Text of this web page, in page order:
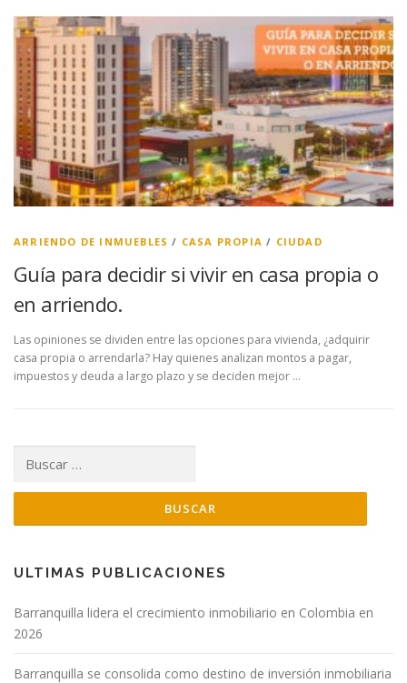
ARRIENDO DE INMUEBLES / CASA PROPIA / CIUDAD
Guía para decidir si vivir en casa propia o
en arriendo.
Las opiniones se dividen entre las opciones para vivienda, ¿adquirir
casa propia o arrendarla? Hay quienes analizan montos a pagar,
impuestos y deuda a largo plazo y se deciden mejor …
ULTIMAS PUBLICACIONES
Barranquilla lidera el crecimiento inmobiliario en Colombia en
2026
Barranquilla se consolida como destino de inversión inmobiliaria